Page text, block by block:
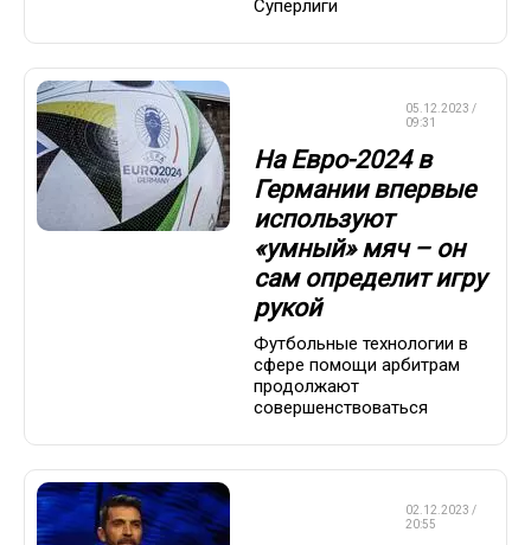
Суперлиги
05.12.2023 /
09:31
На Евро-2024 в
Германии впервые
используют
«умный» мяч – он
сам определит игру
рукой
Футбольные технологии в
сфере помощи арбитрам
продолжают
совершенствоваться
02.12.2023 /
20:55